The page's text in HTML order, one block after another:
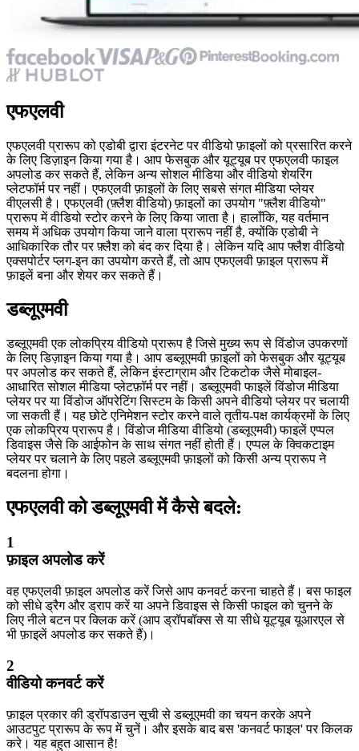
एफएलवी
एफएलवी प्रारूप को एडोबी द्वारा इंटरनेट पर वीडियो फ़ाइलों को प्रसारित करने
के लिए डिज़ाइन किया गया है। आप फेसबुक और यूट्यूब पर एफएलवी फाइल
अपलोड कर सकते हैं, लेकिन अन्य सोशल मीडिया और वीडियो शेयरिंग
प्लेटफॉर्म पर नहीं। एफएलवी फ़ाइलों के लिए सबसे संगत मीडिया प्लेयर
वीएलसी है। एफएलवी (फ़्लैश वीडियो) फ़ाइलों का उपयोग "फ़्लैश वीडियो"
प्रारूप में वीडियो स्टोर करने के लिए किया जाता है। हालाँकि, यह वर्तमान
समय में अधिक उपयोग किया जाने वाला प्रारूप नहीं है, क्योंकि एडोबी ने
आधिकारिक तौर पर फ़्लैश को बंद कर दिया है। लेकिन यदि आप फ्लैश वीडियो
एक्सपोर्टर प्लग-इन का उपयोग करते हैं, तो आप एफएलवी फ़ाइल प्रारूप में
फ़ाइलें बना और शेयर कर सकते हैं।
डब्लूएमवी
डब्लूएमवी एक लोकप्रिय वीडियो प्रारूप है जिसे मुख्य रूप से विंडोज उपकरणों
के लिए डिज़ाइन किया गया है। आप डब्लूएमवी फ़ाइलों को फेसबुक और यूट्यूब
पर अपलोड कर सकते हैं, लेकिन इंस्टाग्राम और टिकटोक जैसे मोबाइल-
आधारित सोशल मीडिया प्लेटफ़ॉर्म पर नहीं। डब्लूएमवी फाइलें विंडोज मीडिया
प्लेयर पर या विंडोज ऑपरेटिंग सिस्टम के किसी अपने वीडियो प्लेयर पर चलायी
जा सकती हैं। यह छोटे एनिमेशन स्टोर करने वाले तृतीय-पक्ष कार्यक्रमों के लिए
एक लोकप्रिय प्रारूप है। विंडोज मीडिया वीडियो (डब्लूएमवी) फाइलें एप्पल
डिवाइस जैसे कि आईफोन के साथ संगत नहीं होती हैं। एप्पल के क्विकटाइम
प्लेयर पर चलाने के लिए पहले डब्लूएमवी फ़ाइलों को किसी अन्य प्रारूप ने
बदलना होगा।
एफएलवी को डब्लूएमवी में कैसे बदले:
1
फ़ाइल अपलोड करें
वह एफएलवी फ़ाइल अपलोड करें जिसे आप कनवर्ट करना चाहते हैं। बस फाइल
को सीधे ड्रैग और ड्राप करें या अपने डिवाइस से किसी फाइल को चुनने के
लिए नीले बटन पर क्लिक करें (आप ड्रॉपबॉक्स से या सीधे यूट्यूब यूआरएल से
भी फ़ाइलें अपलोड कर सकते हैं)।
2
वीडियो कनवर्ट करें
फ़ाइल प्रकार की ड्रॉपडाउन सूची से डब्लूएमवी का चयन करके अपने
आउटपुट प्रारूप के रूप में चुनें। और इसके बाद बस 'कनवर्ट फाइल' पर किलक
करे। यह बहुत आसान है!